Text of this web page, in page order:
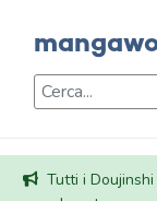
Tutti i